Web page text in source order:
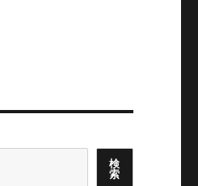
検
索